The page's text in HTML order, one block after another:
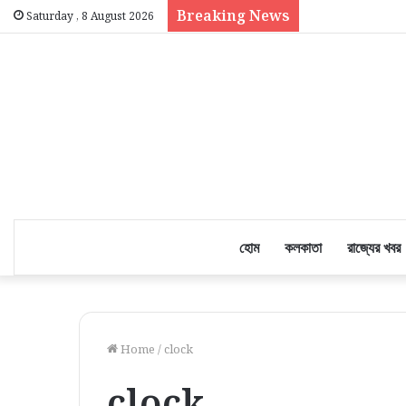
Saturday , 8 August 2026 Breaking News
হোম কলকাতা রাজ্যের খবর
Home / clock